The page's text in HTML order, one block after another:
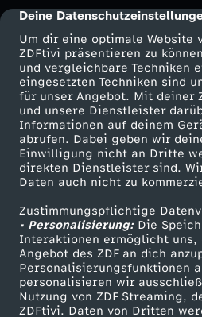
cmp-dialog-description
Deine
Um dir eine optimale Website
ZDFtivi präsentieren zu
und vergleichbare Techniken
eingesetzten Techniken sind
für unser Angebot. Mit deiner
und unsere Dienstleister
Informationen auf deinem
abrufen. Dabei geben wir
Einwilligung nicht an Dritte
direkten Dienstleister sind.
Daten auch nicht zu
Zustimmungspflichtige
• Personalisierung:Die
Interaktionen ermöglicht uns,
Angebot des ZDF an dich
Personalisierungsfunktionen
personalisieren wir
Nutzung von ZDF Streaming,
ZDFtivi. Daten von Dritten
t
e
n
L
e
u
c
h
Mehr ZDF
ZDF-Apps
Smart TV
ZDFtext
Livestreams
Sendungen A-Z
TV-Programm